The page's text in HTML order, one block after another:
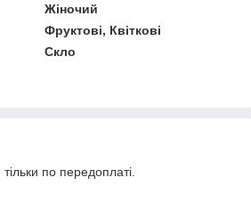
Жіночий
Фруктові, Квіткові
Скло
по передоплаті.